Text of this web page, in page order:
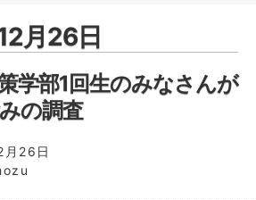
月26日
学部1回生のみなさんが
の調査
26日